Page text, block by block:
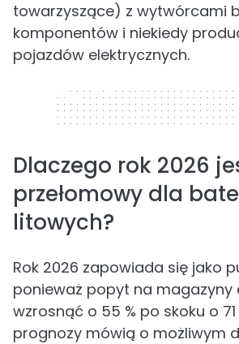
towarzyszące) z wytwórcami
komponentów i niekiedy
pojazdów elektrycznych.
320 x 50
Dlaczego rok 2026
przełomowy dla
litowych?
Rok 2026 zapowiada się jako
ponieważ popyt na magazyny
wzrosnąć o 55 % po skoku o 71
prognozy mówią o możliwym